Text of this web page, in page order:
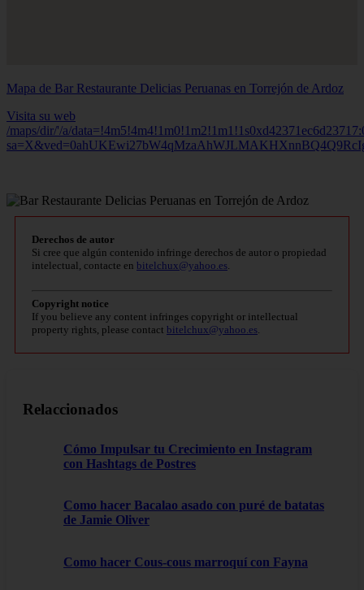
Mapa de Bar Restaurante Delicias Peruanas en Torrejón de Ardoz
Visita su web
/maps/dir/'/a/
Derechos de autor
Si cree que algún contenido infringe derechos de autor o propiedad
intelectual, contacte en bitelchux@yahoo.es
Copyright notice
If you believe any content infringes copyright or intellectual
property rights, please contact bitelchux@yahoo.es
Relaccionados
Cómo Impulsar tu Crecimiento en Instagram
con Hashtags de Postres
Como hacer Bacalao asado con puré de batatas
de Jamie Oliver
Como hacer Cous-cous marroquí con Fayna